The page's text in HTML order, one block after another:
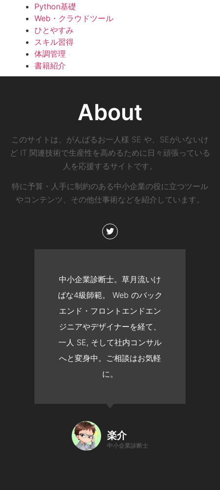
Python基礎
Web・クラウドツール
ひとやすみ
スキル習得
体調管理
書籍紹介
About
このサイトは、がんばるお一人様 SE や、SEがいないけ
ど IT 関連技術で生産性を高めるために日々頑張っている
人を応援するサイトです。
特に予算・人手に制約のある中小企業の役に立つツール
やコンテンツ、その他仕事術などを紹介しています。
中小企業診断士。草月流いけ
ばな4級師範。 Web のバック
エンド・フロントエンドエン
ジニアやデザイナーを経て、
一人 SE, そして社内コンサル
へと変身中。ご相談はお気軽
に。
楽介
中小企業診断士